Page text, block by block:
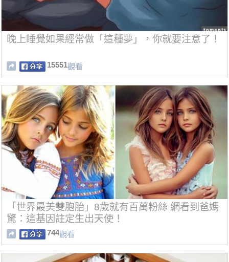
晚上睡覺如果經常做「這種夢」，你就要注意了！
15551觀看
「世界最美雙胞胎」8歲就有百萬粉絲 網看到爸媽
驚：這基因註定生出天使！
744觀看